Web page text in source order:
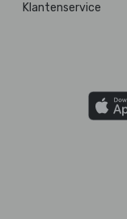
Klantenservice